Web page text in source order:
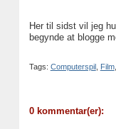
Her til sidst vil jeg
begynde at blogge
Tags: Computerspil , Film,
0 kommentar(er):